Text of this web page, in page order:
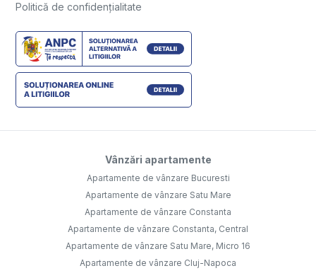
Politică de confidențialitate
Vânzări apartamente
Apartamente de vânzare Bucuresti
Apartamente de vânzare Satu Mare
Apartamente de vânzare Constanta
Apartamente de vânzare Constanta, Central
Apartamente de vânzare Satu Mare, Micro 16
Apartamente de vânzare Cluj-Napoca